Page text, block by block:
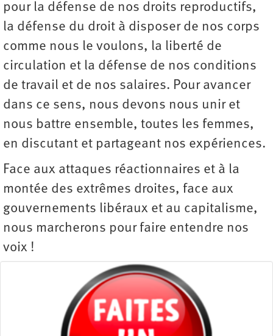
pour la défense de nos droits reproductifs,
la défense du droit à disposer de nos corps
comme nous le voulons, la liberté de
circulation et la défense de nos conditions
de travail et de nos salaires. Pour avancer
dans ce sens, nous devons nous unir et
nous battre ensemble, toutes les femmes,
en discutant et ­partageant nos expériences.
Face aux attaques réactionnaires et à la
montée des extrêmes droites, face aux
gouvernements libéraux et au capitalisme,
nous marcherons pour faire entendre nos
voix !